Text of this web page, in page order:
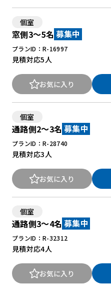
個室
窓側3～5名 募集中
プランID：R-16997
見積対応5人
お気に入り
個室
通路側2～3名 募集中
プランID：R-28740
見積対応3人
お気に入り
個室
通路側3～4名 募集中
プランID：R-32312
見積対応4人
お気に入り